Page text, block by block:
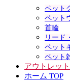
ペット
ペット
首輪
リード
ペット
ペット
アウトレット
ホーム TOP